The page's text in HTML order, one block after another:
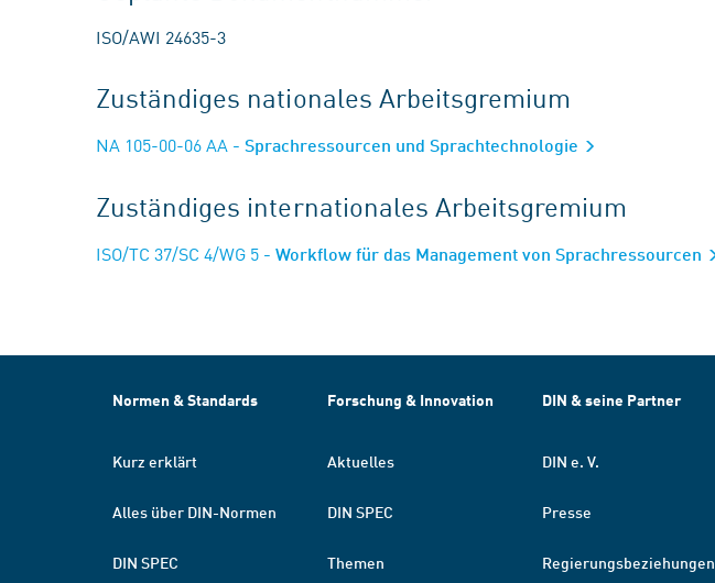
ISO/AWI 24635-3
Zuständiges nationales Arbeitsgremium
NA 105-00-06 AA - Sprachressourcen und Sprachtechnologie
Zuständiges internationales Arbeitsgremium
ISO/TC 37/SC 4/WG 5 - Workflow für das Management von Sprachressourcen
Normen & Standards
Kurz erklärt
Alles über DIN-Normen
DIN SPEC
Forschung & Innovation
Aktuelles
DIN SPEC
Themen
DIN & seine Partner
DIN e. V.
Presse
Regierungsbeziehungen